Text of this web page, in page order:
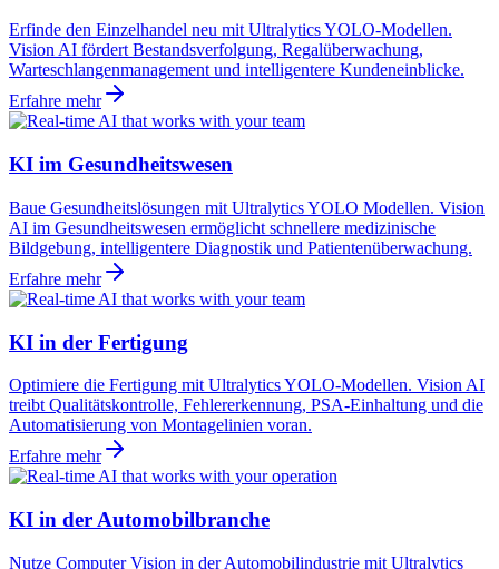
Erfinde den Einzelhandel neu mit Ultralytics YOLO-Modellen.
Vision AI fördert Bestandsverfolgung, Regalüberwachung,
Warteschlangenmanagement und intelligentere Kundeneinblicke.
Erfahre mehr
KI im Gesundheitswesen
Baue Gesundheitslösungen mit Ultralytics YOLO Modellen. Vision
AI im Gesundheitswesen ermöglicht schnellere medizinische
Bildgebung, intelligentere Diagnostik und Patientenüberwachung.
Erfahre mehr
KI in der Fertigung
Optimiere die Fertigung mit Ultralytics YOLO-Modellen. Vision AI
treibt Qualitätskontrolle, Fehlererkennung, PSA-Einhaltung und die
Automatisierung von Montagelinien voran.
Erfahre mehr
KI in der Automobilbranche
Nutze Computer Vision in der Automobilindustrie mit Ultralytics